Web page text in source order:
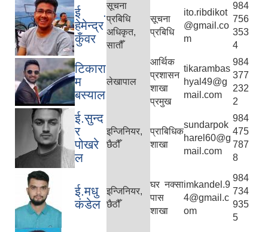
ई .
हेमेन्द्र
कुँवर
सूचना
प्रबिधि
अधिकृत,
सातौँ
सूचना
प्रबिधि
ito.ribdikot
@gmail.co
m
984
756
353
4
टिकारा
म
बस्याल
लेखापाल
आर्थिक
प्रशासन
शाखा
प्रमुख
tikarambas
hyal49@g
mail.com
984
377
232
2
ई.सुन्द
र
पोखरे
ल
इन्जिनियर,
छैठौँ
प्राबिधिक
शाखा
sundarpok
harel60@g
mail.com
984
475
787
8
ई.मधु
कंडेल
इन्जिनियर,
छैठौँ
घर नक्सा
पास
शाखा
imkandel.9
4@gmail.c
om
984
734
935
5